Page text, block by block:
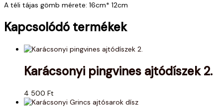
A téli tájas gömb mérete: 16cm* 12cm
Kapcsolódó termékek
Karácsonyi pingvines ajtódíszek 2.
4 500 Ft